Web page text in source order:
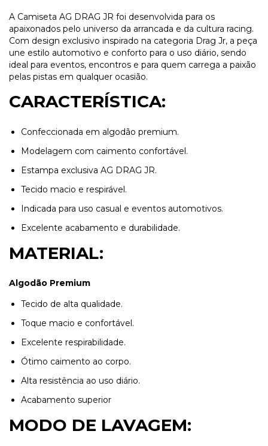
A Camiseta AG DRAG JR foi desenvolvida para os
apaixonados pelo universo da arrancada e da cultura racing.
Com design exclusivo inspirado na categoria Drag Jr, a peça
une estilo automotivo e conforto para o uso diário, sendo
ideal para eventos, encontros e para quem carrega a paixão
pelas pistas em qualquer ocasião.
CARACTERÍSTICA:
Confeccionada em algodão premium.
Modelagem com caimento confortável.
Estampa exclusiva AG DRAG JR.
Tecido macio e respirável.
Indicada para uso casual e eventos automotivos.
Excelente acabamento e durabilidade.
MATERIAL:
Algodão Premium
Tecido de alta qualidade.
Toque macio e confortável.
Excelente respirabilidade.
Ótimo caimento ao corpo.
Alta resistência ao uso diário.
Acabamento superior
MODO DE LAVAGEM: